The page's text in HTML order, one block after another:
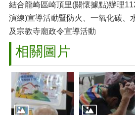
結合龍崎區崎頂里(關懷據點)辦理
演練)宣導活動暨防火、一氧化碳、
及宗教寺廟政令宣導活動
相關圖片